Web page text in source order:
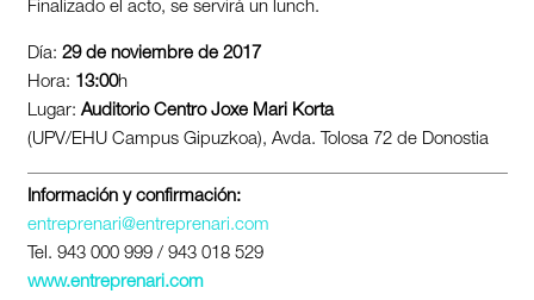
Finalizado el acto, se servirá un lunch.
Día: 29 de noviembre de 2017
Hora: 13:00h
Lugar: Auditorio Centro Joxe Mari Korta
(UPV/EHU Campus Gipuzkoa), Avda. Tolosa 72 de Donostia
Información y confirmación:
entreprenari@entreprenari.com
Tel. 943 000 999 / 943 018 529
www.entreprenari.com